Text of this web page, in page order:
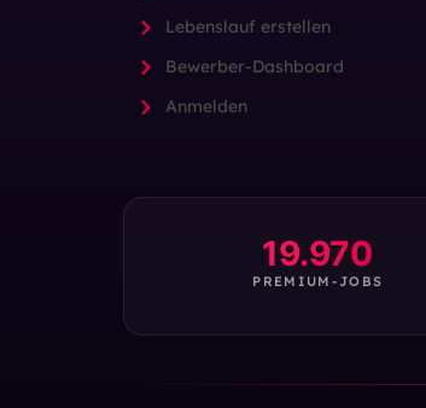
Lebenslauf erstellen
Bewerber-Dashboard
Anmelden
19.970
PREMIUM-JOBS